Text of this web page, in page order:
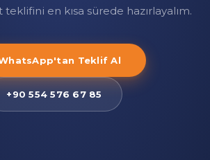
en kısa sürede hazırlayalım.
Teklif Al
+90 554 576 67 85